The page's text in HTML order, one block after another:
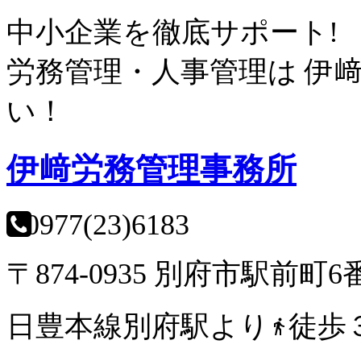
中小企業を徹底サポート!
労務管理・人事管理は伊
い！
伊﨑労務管理事務所
0977(23)6183
〒874-0935 別府市駅前町6
日豊本線別府駅より
 徒歩